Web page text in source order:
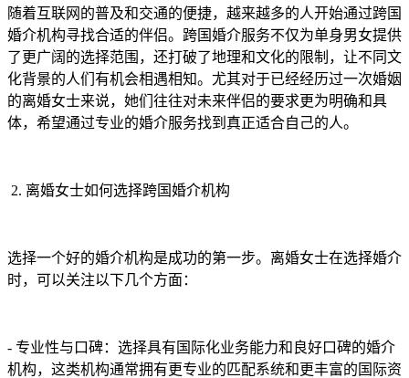
随着互联网的普及和交通的便捷，越来越多的人开始通过跨国
婚介机构寻找合适的伴侣。跨国婚介服务不仅为单身男女提供
了更广阔的选择范围，还打破了地理和文化的限制，让不同文
化背景的人们有机会相遇相知。尤其对于已经经历过一次婚姻
的离婚女士来说，她们往往对未来伴侣的要求更为明确和具
体，希望通过专业的婚介服务找到真正适合自己的人。
2. 离婚女士如何选择跨国婚介机构
选择一个好的婚介机构是成功的第一步。离婚女士在选择婚介
时，可以关注以下几个方面：
- 专业性与口碑：选择具有国际化业务能力和良好口碑的婚介
机构，这类机构通常拥有更专业的匹配系统和更丰富的国际资